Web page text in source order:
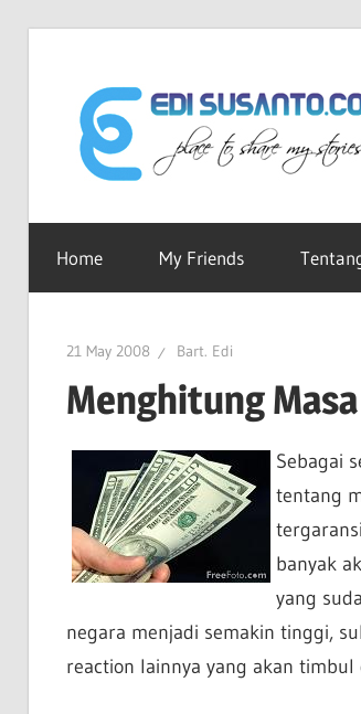
content
ku
Untuk
Berbagi
Home My Friends
21 May 2008 Bart. Edi
Menghitung
Sebagai
tentang
banyak
yang
negara menjadi semakin tinggi,
reaction lainnya yang akan